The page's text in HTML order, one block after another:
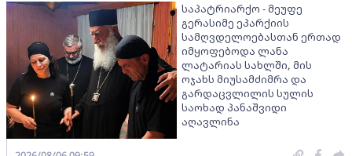
საპატრიარქო - მეუფე
გერასიმე ეპარქიის
სამღვდელოებასთან ერთად
იმყოფებოდა ლანა
ლატარიას სახლში, მის
ოჯახს მიუსამძიმრა და
გარდაცვლილის სულის
საოხად პანაშვიდი
აღავლინა